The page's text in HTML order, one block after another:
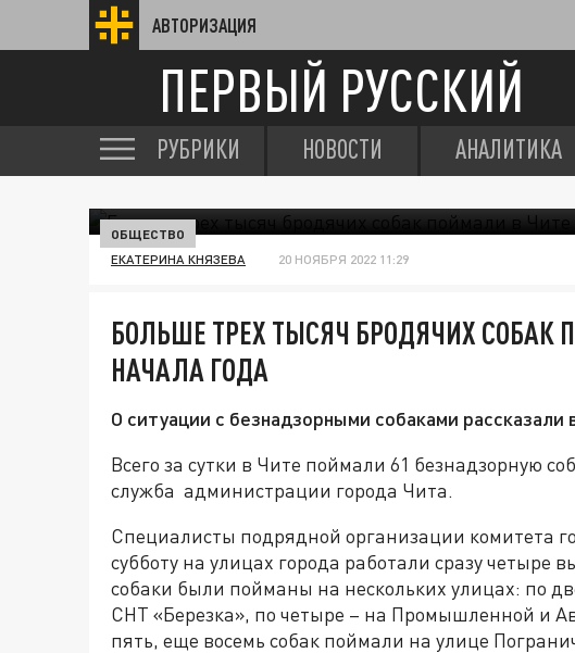
АВТОРИЗАЦИЯ
ПЕРВЫЙ РУССКИЙ
РУБРИКИ НОВОСТИ АНАЛИТИКА
ОБЩЕСТВО
ЕКАТЕРИНА КНЯЗЕВА 20 НОЯБРЯ 2022 11:29
БОЛЬШЕ ТРЕХ ТЫСЯЧ БРОДЯЧИХ СОБАК
НАЧАЛА ГОДА
О ситуации с безнадзорными собаками
Всего за сутки в Чите поймали 61 безнадзорную
служба администрации города Чита.
Специалисты подрядной организации комитета
субботу на улицах города работали сразу
собаки были пойманы на нескольких улицах: по
СНТ «Березка», по четыре – на Промышленной и
пять, еще восемь собак поймали на улице